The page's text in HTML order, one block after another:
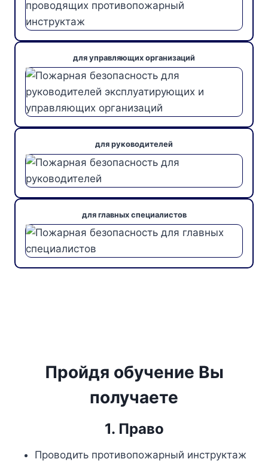
для управляющих организаций
для руководителей
для главных специалистов
Пройдя обучение Вы
получаете
1. Право
Проводить противопожарный инструктаж